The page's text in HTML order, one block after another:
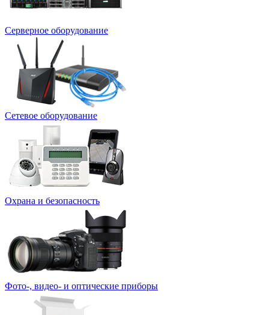
Серверное оборудование
Сетевое оборудование
Охрана и безопасность
Фото-, видео- и оптические приборы